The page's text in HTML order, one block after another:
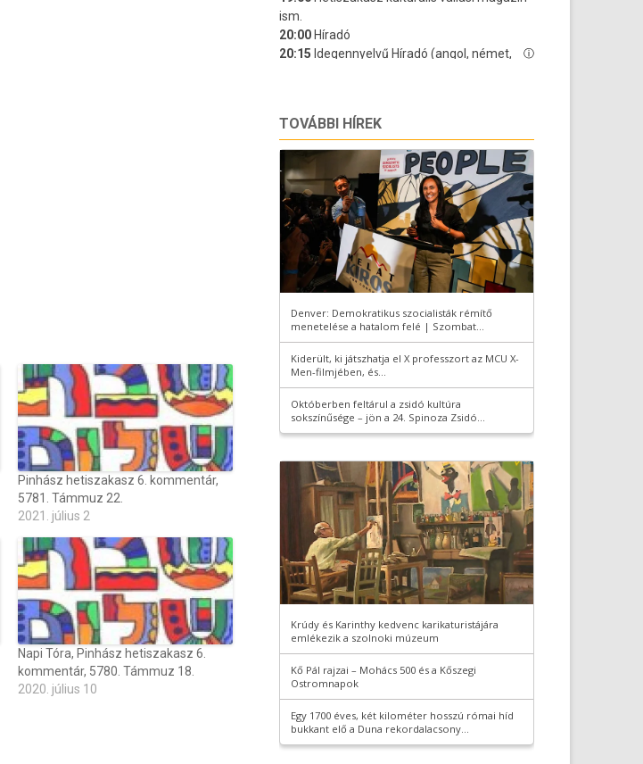
Pinhász hetiszakasz 6. kommentár,
5781. Támmuz 22.
2021. július 2
Napi Tóra, Pinhász hetiszakasz 6.
kommentár, 5780. Támmuz 18.
2020. július 10
TOVÁBBI HÍREK